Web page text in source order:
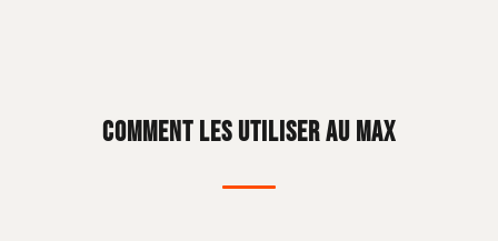
COMMENT LES UTILISER AU MAX